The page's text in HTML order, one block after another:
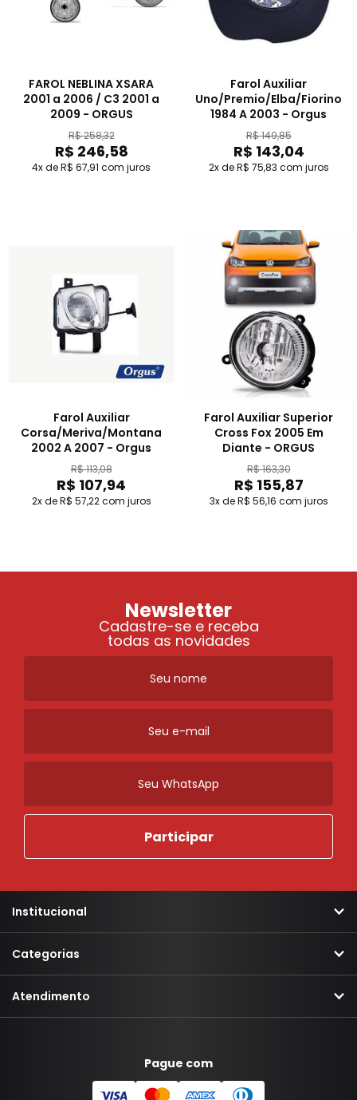
FAROL NEBLINA XSARA
2001 a 2006 / C3 2001 a
2009 - ORGUS
R$ 258,32
R$ 246,58
4x de R$ 67,91 com juros
Farol Auxiliar
Uno/Premio/Elba/Fiorino
1984 A 2003 - Orgus
R$ 149,85
R$ 143,04
2x de R$ 75,83 com juros
Farol Auxiliar
Corsa/Meriva/Montana
2002 A 2007 - Orgus
R$ 113,08
R$ 107,94
2x de R$ 57,22 com juros
Farol Auxiliar Superior
Cross Fox 2005 Em
Diante - ORGUS
R$ 163,30
R$ 155,87
3x de R$ 56,16 com juros
Newsletter
Cadastre-se e receba
todas as novidades
Institucional
Categorias
Atendimento
Pague com